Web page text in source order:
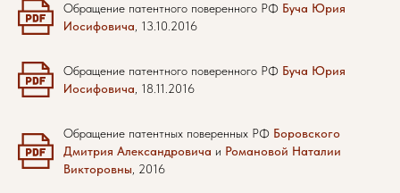
Обращение патентного поверенного РФ Буча Юрия
Иосифовича , 13.10.2016
Обращение патентного поверенного РФ Буча Юрия
Иосифовича , 18.11.2016
Обращение патентных поверенных РФ Боровского
Дмитрия Александровича и Романовой Наталии
Викторовны , 2016